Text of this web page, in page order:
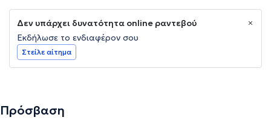
Δεν υπάρχει δυνατότητα online ραντεβού
Εκδήλωσε το ενδιαφέρον σου
Στείλε αίτημα
Πρόσβαση